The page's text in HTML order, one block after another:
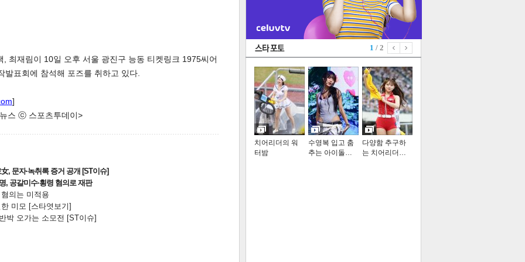
최재림이 10일 오후 서울 광진구 능동 티켓링크 1975씨어
표회에 참석해 포즈를 취하고 있다.
]
스 ⓒ 스포츠투데이>
, 문자·녹취록 증거 공개 [ST이슈]
, 공갈미수·횡령 혐의로 재판
의는 미적용
미모 [스타엿보기]
박 오가는 소모전 [ST이슈]
1 / 2
치어리더의 워
터밤
수영복 입고 춤
추는 아이돌…
다양함 추구하
는 치어리더…